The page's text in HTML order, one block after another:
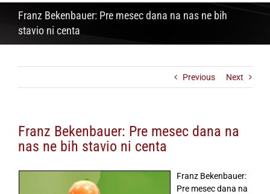
Franz Bekenbauer: Pre mesec dana na nas ne bih
stavio ni centa
Previous Next
Franz Bekenbauer: Pre mesec dana na
nas ne bih stavio ni centa
Franz Bekenbauer:
Pre mesec dana na